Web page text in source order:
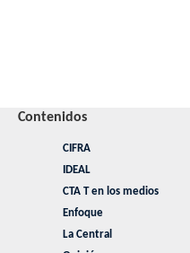
Contenidos
CIFRA
IDEAL
CTA T en los medios
Enfoque
La Central